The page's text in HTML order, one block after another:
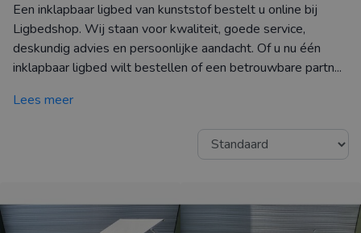
Een inklapbaar ligbed van kunststof bestelt u online bij
Ligbedshop. Wij staan voor kwaliteit, goede service,
deskundig advies en persoonlijke aandacht. Of u nu één
inklapbaar ligbed wilt bestellen of een betrouwbare partn...
Lees meer